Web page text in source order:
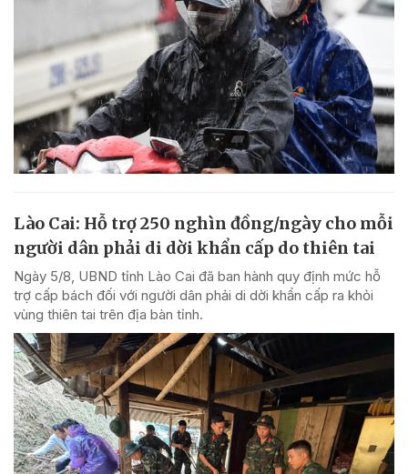
Lào Cai: Hỗ trợ 250 nghìn đồng/ngày cho mỗi
người dân phải di dời khẩn cấp do thiên tai
Ngày 5/8, UBND tỉnh Lào Cai đã ban hành quy định mức hỗ
trợ cấp bách đối với người dân phải di dời khẩn cấp ra khỏi
vùng thiên tai trên địa bàn tỉnh.